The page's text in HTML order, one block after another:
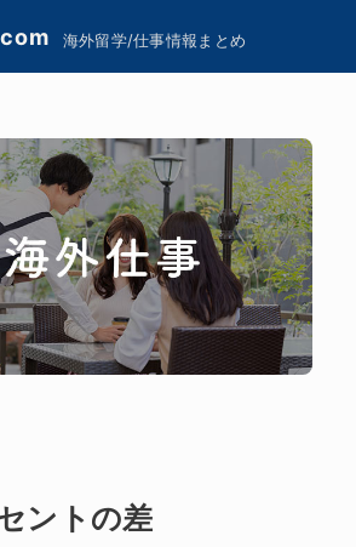
海外留学/仕事情報まとめ
ントの差